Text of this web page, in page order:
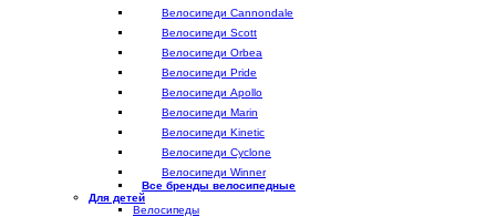
Велосипеди Cannondale
Велосипеди Scott
Велосипеди Orbea
Велосипеди Pride
Велосипеди Apollo
Велосипеди Marin
Велосипеди Kinetic
Велосипеди Cyclone
Велосипеди Winner
Все бренды велосипедные
Для детей
Велосипеды